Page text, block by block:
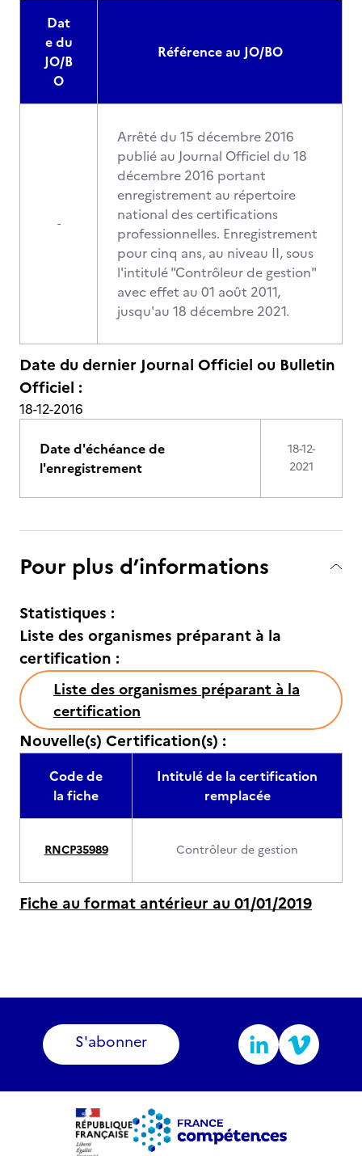
Dat
e du
JO/B
O
Référence au JO/BO
-
Arrêté du 15 décembre 2016
publié au Journal Officiel du 18
décembre 2016 portant
enregistrement au répertoire
national des certifications
professionnelles. Enregistrement
pour cinq ans, au niveau II, sous
l'intitulé "Contrôleur de gestion"
avec effet au 01 août 2011,
jusqu'au 18 décembre 2021.
Date du dernier Journal Officiel ou Bulletin
Officiel :
18-12-2016
Date d'échéance de
l'enregistrement
18-12-
2021
Pour plus d’informations
Statistiques :
Liste des organismes préparant à la
certification :
Liste des organismes préparant à la
certification
Nouvelle(s) Certification(s) :
Code de
la fiche
Intitulé de la certification
remplacée
RNCP35989 Contrôleur de gestion
Fiche au format antérieur au 01/01/2019
S'abonner